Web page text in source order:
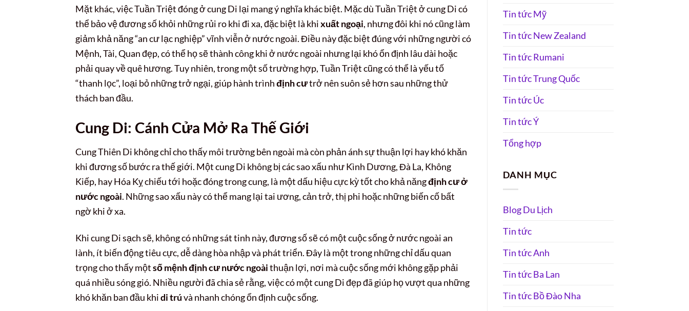
Mặt khác, việc Tuần Triệt đóng ở cung Di lại mang ý nghĩa khác biệt. Mặc dù Tuần Triệt ở cung Di có
thể bảo vệ đương số khỏi những rủi ro khi đi xa, đặc biệt là khixuất ngoại, nhưng đôi khi nó cũng làm
giảm khả năng “an cư lạc nghiệp” vĩnh viễn ở nước ngoài. Điều này đặc biệt đúng với những người có
Mệnh, Tài, Quan đẹp, có thể họ sẽ thành công khi ở nước ngoài nhưng lại khó ổn định lâu dài hoặc
phải quay về quê hương. Tuy nhiên, trong một số trường hợp, Tuần Triệt cũng có thể là yếu tố
“thanh lọc”, loại bỏ những trở ngại, giúp hành trìnhđịnh cưtrở nên suôn sẻ hơn sau những thử
thách ban đầu.
Cung Di: Cánh Cửa Mở Ra Thế Giới
Cung Thiên Di không chỉ cho thấy môi trường bên ngoài mà còn phản ánh sự thuận lợi hay khó khăn
khi đương số bước ra thế giới. Một cung Di không bị các sao xấu như Kình Dương, Đà La, Không
Kiếp, hay Hóa Kỵ chiếu tới hoặc đóng trong cung, là một dấu hiệu cực kỳ tốt cho khả năngđịnh cư ở
nước ngoài. Những sao xấu này có thể mang lại tai ương, cản trở, thị phi hoặc những biến cố bất
ngờ khi ở xa.
Khi cung Di sạch sẽ, không có những sát tinh này, đương số sẽ có một cuộc sống ở nước ngoài an
lành, ít biến động tiêu cực, dễ dàng hòa nhập và phát triển. Đây là một trong những chỉ dấu quan
trọng cho thấy mộtsố mệnh định cư nước ngoàithuận lợi, nơi mà cuộc sống mới không gặp phải
quá nhiều sóng gió. Nhiều người đã chia sẻ rằng, việc có một cung Di đẹp đã giúp họ vượt qua những
khó khăn ban đầu khidi trúvà nhanh chóng ổn định cuộc sống.
Tin tức Mỹ
Tin tức New Zealand
Tin tức Rumani
Tin tức Trung Quốc
Tin tức Úc
Tin tức Ý
Tổng hợp
DANH MỤC
Blog Du Lịch
Tin tức
Tin tức Anh
Tin tức Ba Lan
Tin tức Bồ Đào Nha